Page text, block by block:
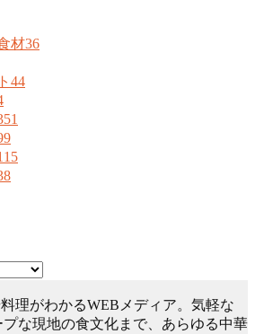
材36
44
理がわかるWEBメディア。気軽な
な現地の食文化まで、あらゆる中華